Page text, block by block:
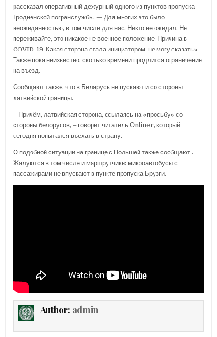
рассказал оперативный дежурный одного из пунктов пропуска
Гродненской погранслужбы. — Для многих это было
неожиданностью, в том числе для нас. Никто не ожидал. Не
переживайте, это никакое не военное положение. Причина в
COVID-19. Какая сторона стала инициатором, не могу сказать».
Также пока неизвестно, сколько времени продлится ограничение
на въезд.
Сообщают также, что в Беларусь не пускают и со стороны
латвийской границы.
– Причём, латвийская сторона, ссылаясь на «просьбу» со
стороны белорусов, – говорит читатель Оnliner, который
сегодня попытался въехать в страну.
О подобной ситуации на границе с Польшей также сообщают .
Жалуются в том числе и маршрутчики: микроавтобусы с
пассажирами не впускают в пункте пропуска Брузги.
Author: admin